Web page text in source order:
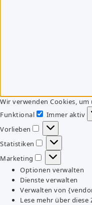
Wir verwenden Cookies,
Funktional
Funktional
Immer aktiv
Vorlieben
Vorlieben
Statistiken
Statistiken
Marketing
Marketing
Optionen verwalten
Dienste verwalten
Verwalten von
Lese mehr über diese